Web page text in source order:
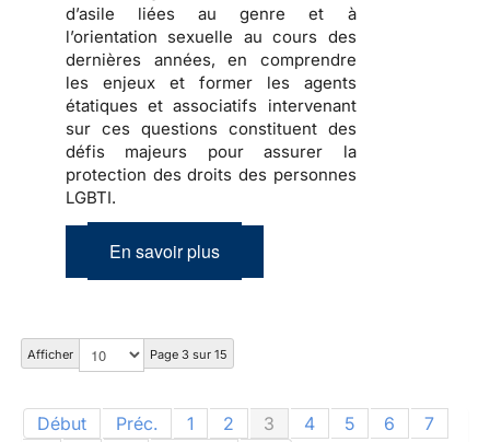
d’asile liées au genre et à
l’orientation sexuelle au cours des
dernières années, en comprendre
les enjeux et former les agents
étatiques et associatifs intervenant
sur ces questions constituent des
défis majeurs pour assurer la
protection des droits des personnes
LGBTI.
En savoir plus
Afficher Page 3 sur 15
Début Préc. 1 2 3 4 5 6
7